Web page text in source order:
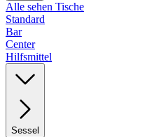
Alle sehen Tische
Standard
Bar
Center
Hilfsmittel
Sessel